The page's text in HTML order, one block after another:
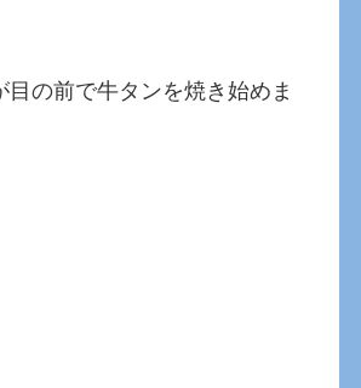
目の前で牛タンを焼き始めま